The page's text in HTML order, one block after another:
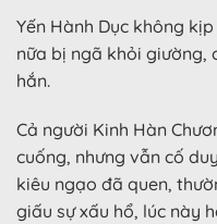
Yến Hành Dục không
nữa bị ngã khỏi giường,
hắn.
Cả người Kinh Hàn
cuống, nhưng vẫn cố
kiêu ngạo đã quen,
giấu sự xấu hổ, lúc này